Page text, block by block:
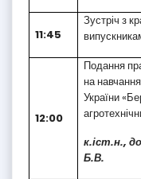
11:45
Зустріч з
12:00
Подання
на
України
к.іст.н.,
Б.В.